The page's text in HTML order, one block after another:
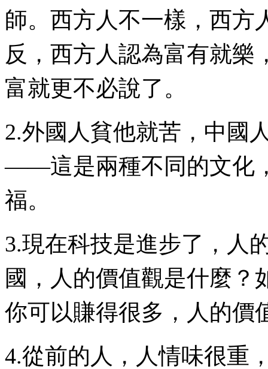
師。西方人不一樣，西方
反，西方人認為富有就樂
富就更不必說了。
2.外國人貧他就苦，中國
——這是兩種不同的文化
福。
3.現在科技是進步了，人
國，人的價值觀是什麼？
你可以賺得很多，人的價
4.從前的人，人情味很重